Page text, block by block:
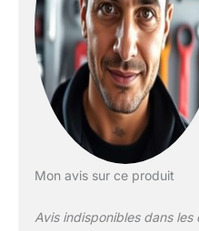
Mon avis sur ce produit
Avis indisponibles dans les